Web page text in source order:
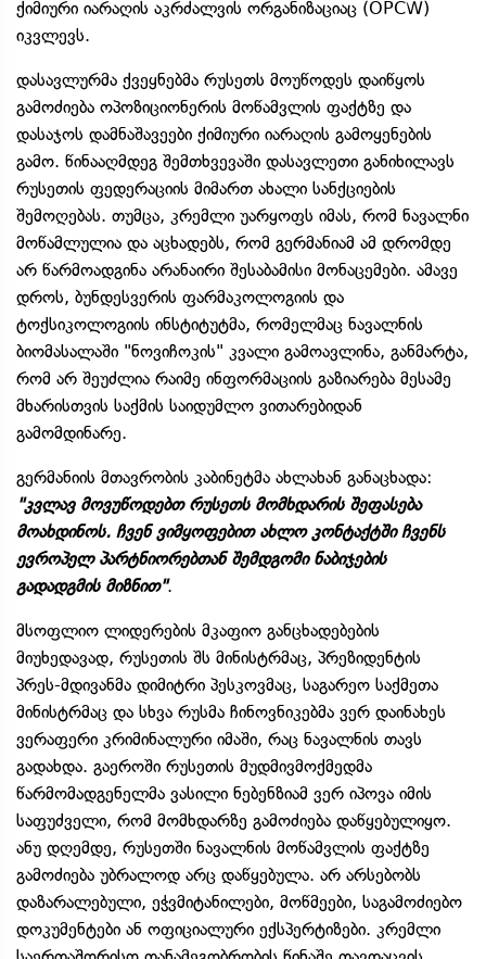
ქიმიური იარაღის აკრძალვის ორგანიზაციაც (OPCW)
იკვლევს.
დასავლურმა ქვეყნებმა რუსეთს მოუწოდეს დაიწყოს
გამოძიება ოპოზიციონერის მოწამვლის ფაქტზე და
დასაჯოს დამნაშავეები ქიმიური იარაღის გამოყენების
გამო. წინააღმდეგ შემთხვევაში დასავლეთი განიხილავს
რუსეთის ფედერაციის მიმართ ახალი სანქციების
შემოღებას. თუმცა, კრემლი უარყოფს იმას, რომ ნავალნი
მოწამლულია და აცხადებს, რომ გერმანიამ ამ დრომდე
არ წარმოადგინა არანაირი შესაბამისი მონაცემები. ამავე
დროს, ბუნდესვერის ფარმაკოლოგიის და
ტოქსიკოლოგიის ინსტიტუტმა, რომელმაც ნავალნის
ბიომასალაში "ნოვიჩოკის" კვალი გამოავლინა, განმარტა,
რომ არ შეუძლია რაიმე ინფორმაციის გაზიარება მესამე
მხარისთვის საქმის საიდუმლო ვითარებიდან
გამომდინარე.
გერმანიის მთავრობის კაბინეტმა ახლახან განაცხადა:
"კვლავ მოვუწოდებთ რუსეთს მომხდარის შეფასება
მოახდინოს. ჩვენ ვიმყოფებით ახლო კონტაქტში ჩვენს
ევროპელ პარტნიორებთან შემდგომი ნაბიჯების
გადადგმის მიზნით".
მსოფლიო ლიდერების მკაფიო განცხადებების
მიუხედავად, რუსეთის შს მინისტრმაც, პრეზიდენტის
პრეს-მდივანმა დიმიტრი პესკოვმაც, საგარეო საქმეთა
მინისტრმაც და სხვა რუსმა ჩინოვნიკებმა ვერ დაინახეს
ვერაფერი კრიმინალური იმაში, რაც ნავალნის თავს
გადახდა. გაეროში რუსეთის მუდმივმოქმედმა
წარმომადგენელმა ვასილი ნებენზიამ ვერ იპოვა იმის
საფუძველი, რომ მომხდარზე გამოძიება დაწყებულიყო.
ანუ დღემდე, რუსეთში ნავალნის მოწამვლის ფაქტზე
გამოძიება უბრალოდ არც დაწყებულა. არ არსებობს
დაზარალებული, ეჭვმიტანილები, მოწმეები, საგამოძიებო
დოკუმენტები ან ოფიციალური ექსპერტიზები. კრემლი